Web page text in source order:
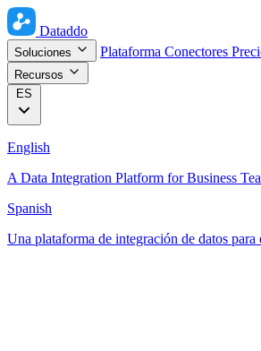
Dataddo
Soluciones Plataforma Conectores
Recursos
ES
English
A Data Integration Platform for Business
Spanish
Una plataforma de integración de datos para